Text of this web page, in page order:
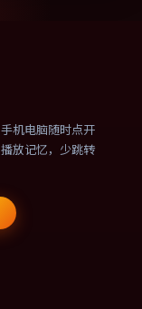
机电脑随时点开
放记忆，少跳转